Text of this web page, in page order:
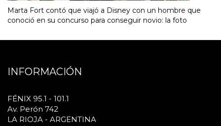
Marta Fort contó que viajó a Disney con un hombre que
conoció en su concurso para conseguir novio: la foto
INFORMACIÓN
FÉNIX 95.1 - 101.1
Av. Perón 742
LA RIOJA - ARGENTINA